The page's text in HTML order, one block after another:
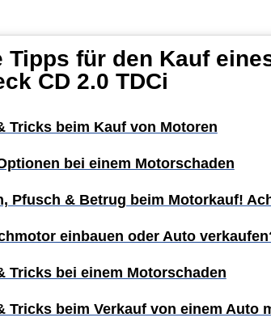
Tipps für den Kauf
CD 2.0 TDCi
Tricks beim Kauf von Motoren
bei einem Motorschaden
Pfusch & Betrug beim Motorkauf!
einbauen oder Auto
Tricks bei einem Motorschaden
Tricks beim Verkauf von einem Auto